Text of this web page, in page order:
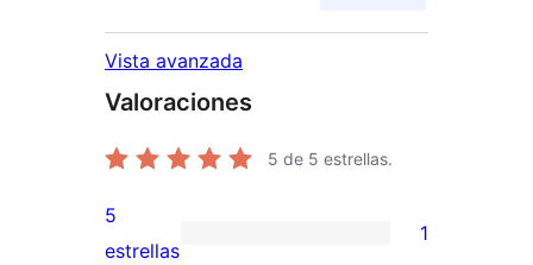
Vista avanzada
Valoraciones
5 de 5 estrellas.
1
5
estrellas
1